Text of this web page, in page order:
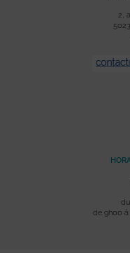
2,
de 9h00 à